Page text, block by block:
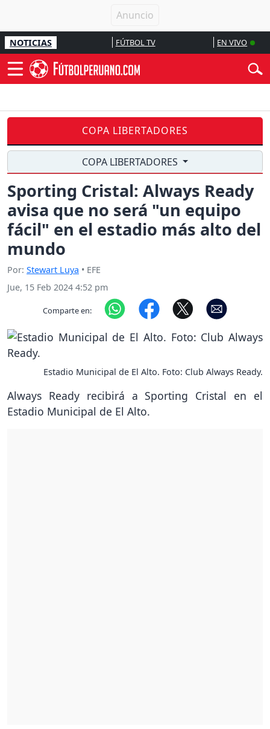
NOTICIAS FÚTBOL TV EN VIVO
COPA LIBERTADORES
COPA LIBERTADORES
Sporting Cristal: Always Ready
avisa que no será "un equipo
fácil" en el estadio más alto del
mundo
Por: Stewart Luya • EFE
Jue, 15 Feb 2024 4:52 pm
Comparte en:
Estadio Municipal de El Alto. Foto: Club Always Ready.
Always Ready recibirá a Sporting Cristal en el
Estadio Municipal de El Alto.